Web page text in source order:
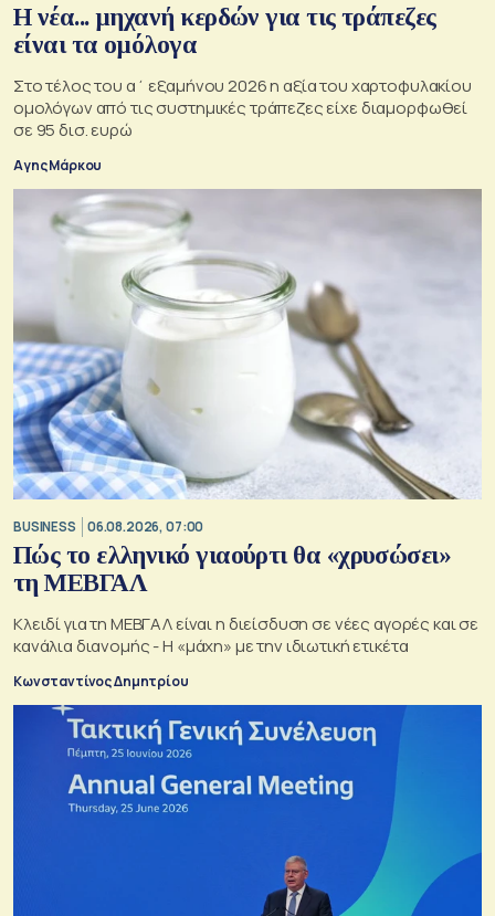
Η νέα... μηχανή κερδών για τις τράπεζες
είναι τα ομόλογα
Στο τέλος του α΄ εξαμήνου 2026 η αξία του χαρτοφυλακίου
ομολόγων από τις συστημικές τράπεζες είχε διαμορφωθεί
σε 95 δισ. ευρώ
Αγης Μάρκου
BUSINESS 06.08.2026, 07:00
Πώς το ελληνικό γιαούρτι θα «χρυσώσει»
τη ΜΕΒΓΑΛ
Κλειδί για τη ΜΕΒΓΑΛ είναι η διείσδυση σε νέες αγορές και σε
κανάλια διανομής - Η «μάχη» με την ιδιωτική ετικέτα
Κωνσταντίνος Δημητρίου